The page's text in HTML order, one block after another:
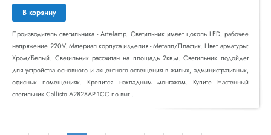
В корзину
Производитель светильника - Artelamp. Светильник имеет цоколь LED, рабочее
напряжение 220V. Материал корпуса изделия - Металл/Пластик. Цвет арматуры:
Хром/Белый. Светильник рассчитан на площадь 2кв.м. Светильник подойдет
для устройства основного и акцентного освещения в жилых, административных,
офисных помещениях. Крепится накладным монтажом. Купите Настенный
светильник Callisto A2828AP-1CC по выг..